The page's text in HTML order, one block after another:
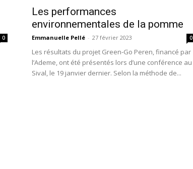
0
Les performances
environnementales de la pomme
Emmanuelle Pellé - 27 février 2023 0
Les résultats du projet Green-Go Peren, financé par
l’Ademe, ont été présentés lors d’une conférence au
Sival, le 19 janvier dernier. Selon la méthode de...